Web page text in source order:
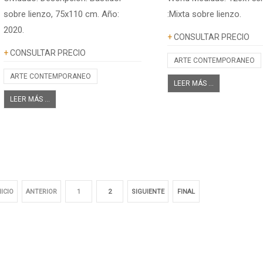
sobre lienzo, 75x110 cm. Año:
2020.
+CONSULTAR PRECIO
ARTE CONTEMPORANEO
LEER MÁS ...
:Mixta sobre lienzo.
+CONSULTAR PRECIO
ARTE CONTEMPORANEO
LEER MÁS ...
ANTERIOR 1 2 SIGUIENTE FINAL